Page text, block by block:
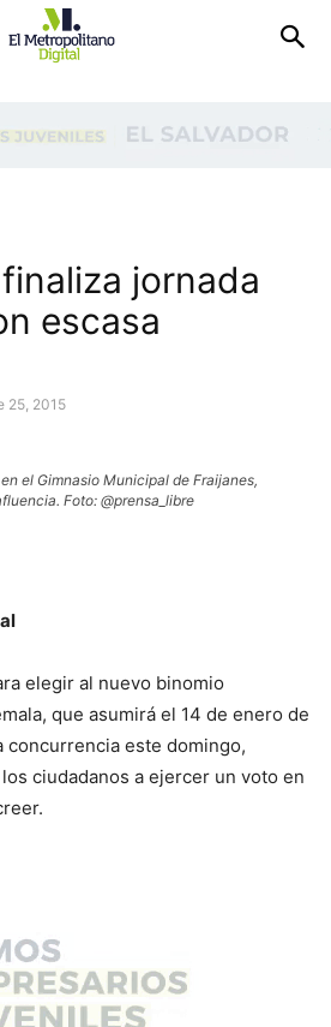
jornada
escasa
25, 2015
el Gimnasio Municipal de Fraijanes,
Foto: @prensa_libre
elegir al nuevo binomio
que asumirá el 14 de enero de
concurrencia este domingo,
ciudadanos a ejercer un voto en